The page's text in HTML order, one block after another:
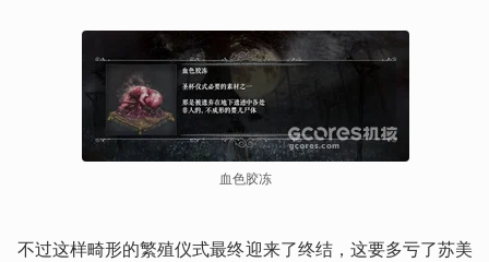
血色胶冻
不过这样畸形的繁殖仪式最终迎来了终结，这要多亏了苏美